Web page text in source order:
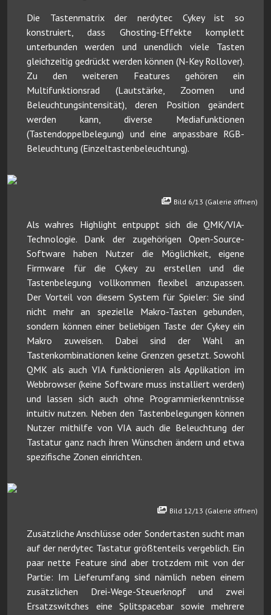
Die Tastenmatrix der nerdytec Cykey ist so
konstruiert, dass Ghosting-Effekte komplett
unterbunden werden und unendlich viele Tasten
gleichzeitig gedrückt werden können (N-Key Rollover).
Zu den weiteren Features gehören ein
Multifunktionsrad (Lautstärke, Zoomen und
Beleuchtungsintensität), deren Position geändert
werden kann, diverse Mediafunktionen
(Tastendoppelbelegung) und eine anpassbare RGB-
Beleuchtung (Einzeltastenbeleuchtung).
Bild 6/13 (Galerie öffnen)
Als wahres Highlight entpuppt sich die QMK/VIA-
Technologie. Dank der zugehörigen Open-Source-
Software haben Nutzer die Möglichkeit, eigene
Firmware für die Cykey zu erstellen und die
Tastenbelegung vollkommen flexibel anzupassen.
Der Vorteil von diesem System für Spieler: Sie sind
nicht mehr an spezielle Makro-Tasten gebunden,
sondern können einer beliebigen Taste der Cykey ein
Makro zuweisen. Dabei sind der Wahl an
Tastenkombinationen keine Grenzen gesetzt. Sowohl
QMK als auch VIA funktionieren als Applikation im
Webbrowser (keine Software muss installiert werden)
und lassen sich auch ohne Programmierkenntnisse
intuitiv nutzen. Neben den Tastenbelegungen können
Nutzer mithilfe von VIA auch die Beleuchtung der
Tastatur ganz nach ihren Wünschen ändern und etwa
spezifische Zonen einrichten.
Bild 12/13 (Galerie öffnen)
Zusätzliche Anschlüsse oder Sondertasten sucht man
auf der nerdytec Tastatur größtenteils vergeblich. Ein
paar nette Feature sind aber trotzdem mit von der
Partie: Im Lieferumfang sind nämlich neben einem
zusätzlichen Drei-Wege-Steuerknopf und zwei
Ersatzswitches eine Splitspacebar sowie mehrere